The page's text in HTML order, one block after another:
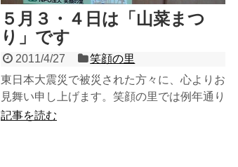
５月３・４日は「山菜まつ
り」です
2011/4/27
笑顔の里
東日本大震災で被災された方々に、心よりお
見舞い申し上げます。笑顔の里では例年通り
「山菜まつり」を行います。春たけなわ当地
記事を読む